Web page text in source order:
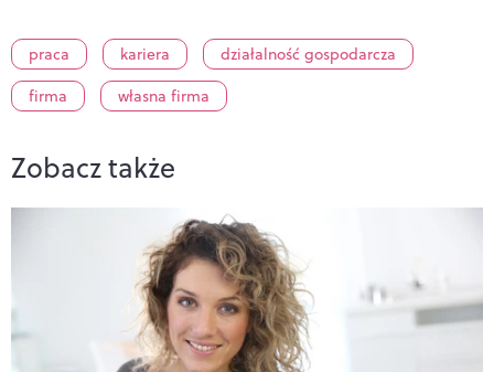
praca kariera
działalność gospodarcza
firma
własna firma
Zobacz także